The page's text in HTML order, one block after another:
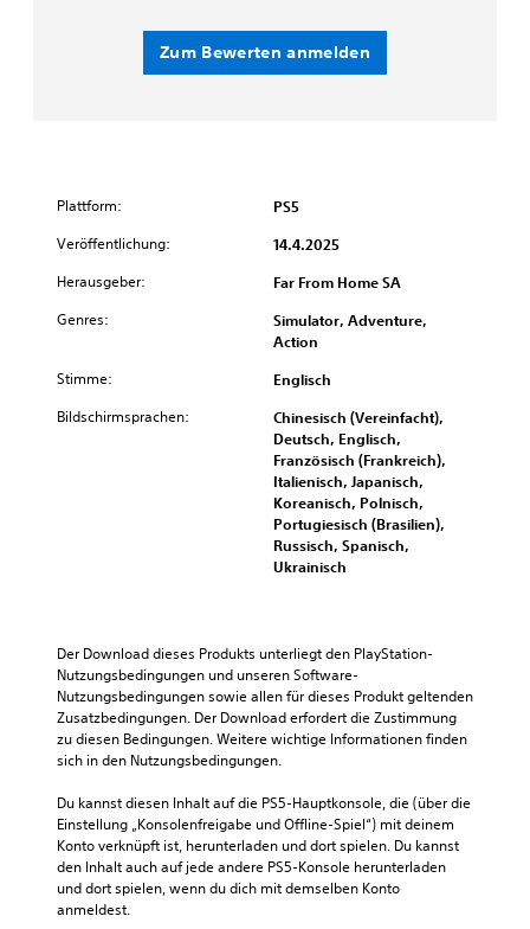
Zum Bewerten anmelden
Plattform: PS5
Veröffentlichung: 14.4.2025
Herausgeber: Far From Home SA
Genres:
Simulator, Adventure,
Action
Stimme: Englisch
Bildschirmsprachen:
Chinesisch (Vereinfacht),
Deutsch, Englisch,
Französisch (Frankreich),
Italienisch, Japanisch,
Koreanisch, Polnisch,
Portugiesisch (Brasilien),
Russisch, Spanisch,
Ukrainisch
Der Download dieses Produkts unterliegt den PlayStation-
Nutzungsbedingungen und unseren Software-
Nutzungsbedingungen sowie allen für dieses Produkt geltenden
Zusatzbedingungen. Der Download erfordert die Zustimmung
zu diesen Bedingungen. Weitere wichtige Informationen finden
sich in den Nutzungsbedingungen.
Du kannst diesen Inhalt auf die PS5-Hauptkonsole, die (über die
Einstellung „Konsolenfreigabe und Offline-Spiel“) mit deinem
Konto verknüpft ist, herunterladen und dort spielen. Du kannst
den Inhalt auch auf jede andere PS5-Konsole herunterladen
und dort spielen, wenn du dich mit demselben Konto
anmeldest.